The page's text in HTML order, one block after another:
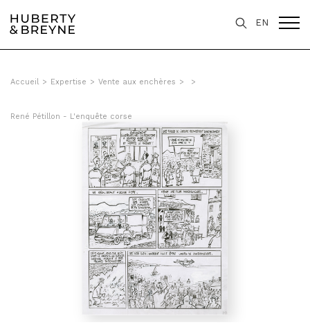
EN
Accueil > Expertise > Vente aux enchères > >
René Pétillon - L'enquête corse